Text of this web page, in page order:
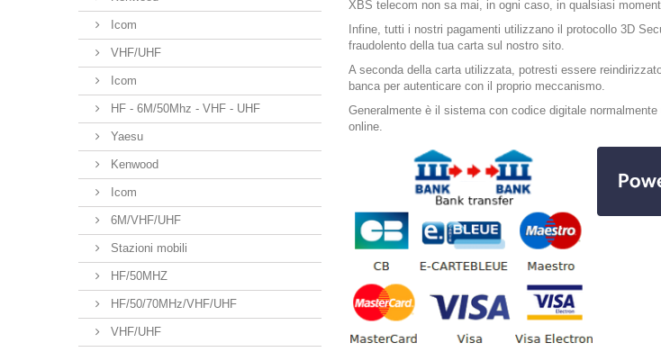
Icom
VHF/UHF
Icom
HF - 6M/50Mhz - VHF - UHF
Yaesu
Kenwood
Icom
6M/VHF/UHF
Stazioni mobili
HF/50MHZ
HF/50/70MHz/VHF/UHF
VHF/UHF
XBS telecom non sa mai, in ogni caso, in qualsiasi
Infine, tutti i nostri pagamenti utilizzano il protocollo 3D
fraudolento della tua carta sul nostro sito.
A seconda della carta utilizzata, potresti essere
banca per autenticare con il proprio meccanismo.
Generalmente è il sistema con codice digitale
online.